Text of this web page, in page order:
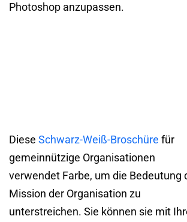
Photoshop anzupassen.
Diese Schwarz-Weiß-Broschüre für
gemeinnützige Organisationen
verwendet Farbe, um die Bedeutung
Mission der Organisation zu
unterstreichen. Sie können sie mit